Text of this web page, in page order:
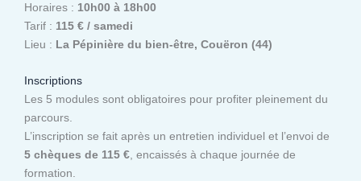
Horaires : 10h00 à 18h00
Tarif : 115 € / samedi
Lieu : La Pépinière du bien-être, Couëron (44)
Inscriptions
Les 5 modules sont obligatoires pour profiter pleinement du
parcours.
L’inscription se fait après un entretien individuel et l’envoi de
5 chèques de 115 €, encaissés à chaque journée de
formation.